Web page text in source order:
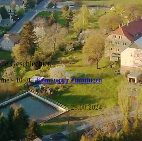
Geschlechter.
- 10:01 |Kommentar hinzufügen
29.08.2024